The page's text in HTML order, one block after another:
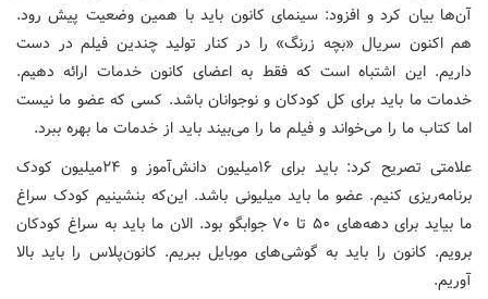
آن‌ها بیان کرد و افزود: سینمای کانون باید با همین وضعیت پیش رود.
هم اکنون سریال «بچه زرنگ» را در کنار تولید چندین فیلم در دست
داریم. این اشتباه است که فقط به اعضای کانون خدمات ارائه دهیم.
خدمات ما باید برای کل کودکان و نوجوانان باشد. کسی که عضو ما نیست
اما کتاب ما را می‌خواند و فیلم ما را می‌بیند باید از خدمات ما بهره ببرد.
علامتی تصریح کرد: باید برای ۱۶میلیون دانش‌آموز و ۲۴میلیون کودک
برنامه‌ریزی کنیم. عضو ما باید میلیونی باشد. این‌که بنشینیم کودک سراغ
ما بیاید برای دهه‌های ۵۰ تا ۷۰ جوابگو بود. الان ما باید به سراغ کودکان
برویم. کانون را باید به گوشی‌های موبایل ببریم. کانون‌پلاس را باید بالا
آوریم.